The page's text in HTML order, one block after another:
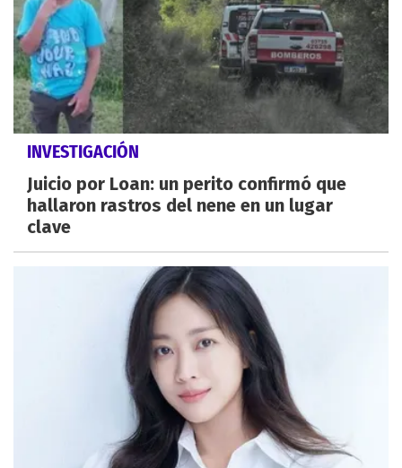
INVESTIGACIÓN
Juicio por Loan: un perito confirmó que
hallaron rastros del nene en un lugar
clave